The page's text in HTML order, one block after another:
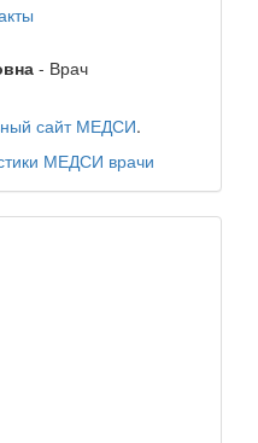
- Врач
сайт МЕДСИ.
МЕДСИ врачи